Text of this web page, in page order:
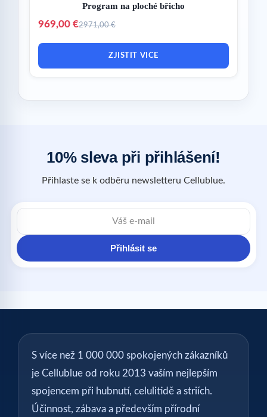
Program na ploché břicho
969,00 €2971,00 €
ZJISTIT VICE
10% sleva při přihlášení!
Přihlaste se k odběru newsletteru Cellublue.
Přihlásit se
S více než 1 000 000 spokojených zákazníků
je Cellublue od roku 2013 vaším nejlepším
spojencem při hubnutí, celulitidě a striích.
Účinnost, zábava a především přírodní